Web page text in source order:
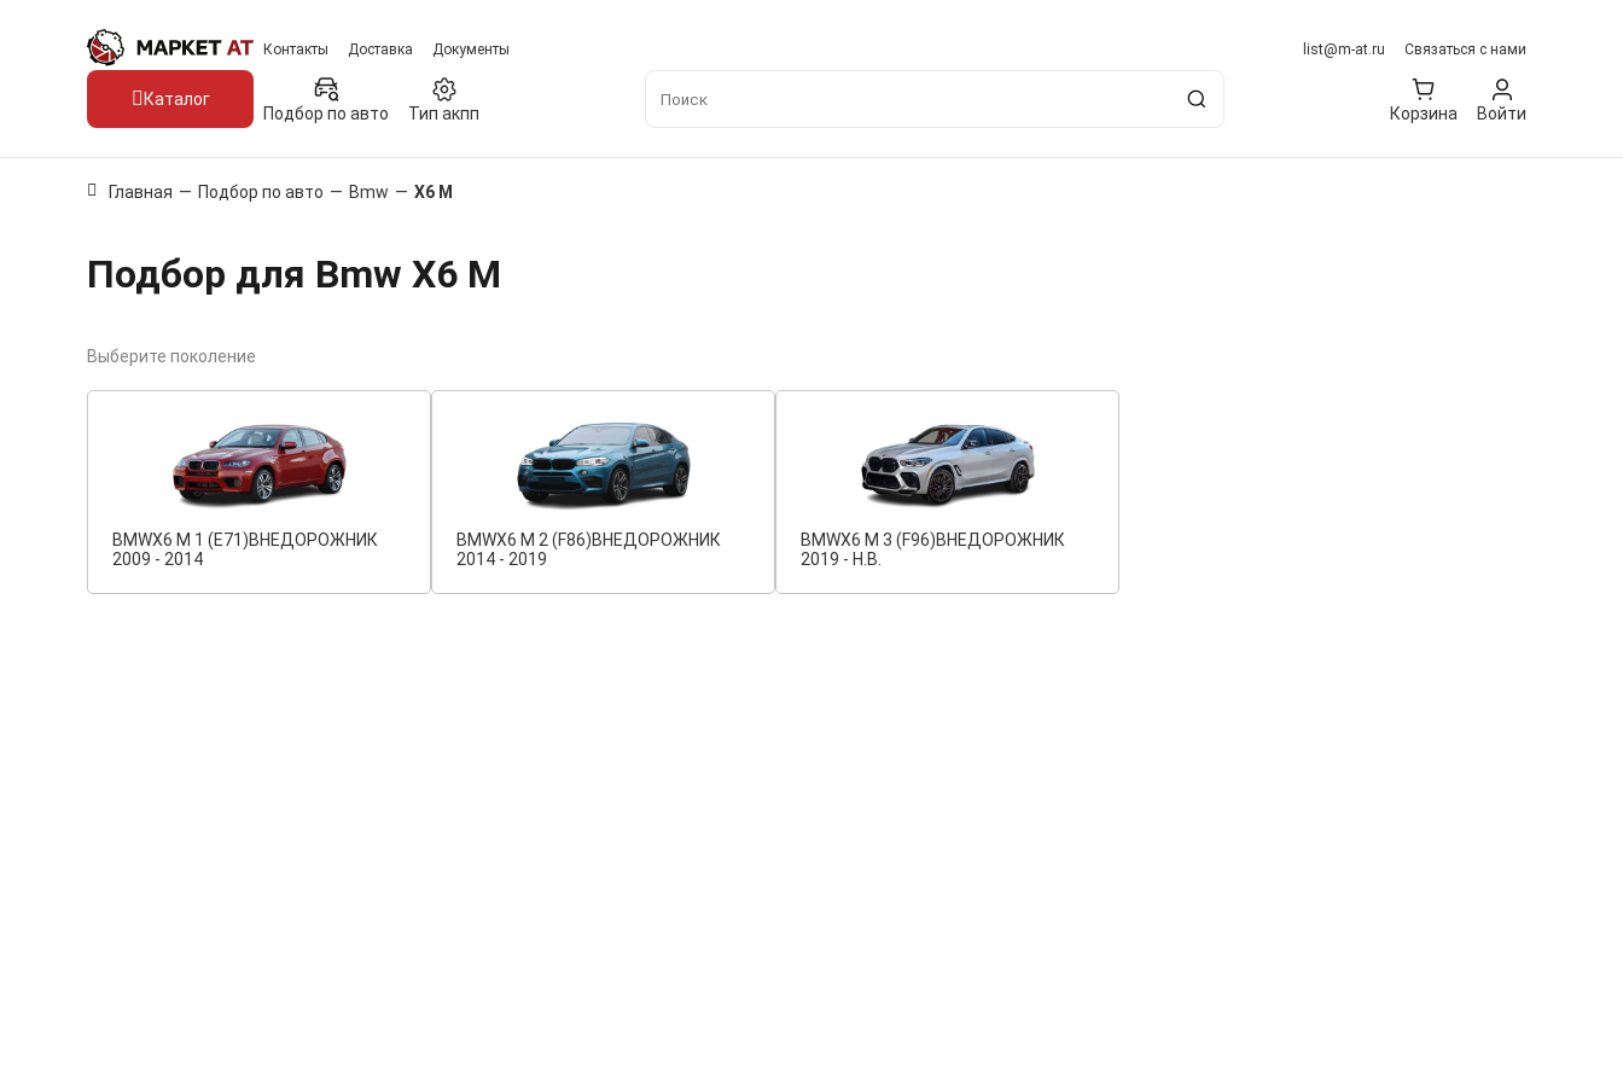
Контакты Доставка Документы list@m-at.ru Связаться с нами
Каталог
Подбор по авто Тип акпп Корзина Войти
Главная — Подбор по авто — Bmw — X6 M
Подбор для Bmw X6 M
Выберите поколение
BMWX6 M 1 (E71)ВНЕДОРОЖНИК
2009 - 2014
BMWX6 M 2 (F86)ВНЕДОРОЖНИК
2014 - 2019
BMWX6 M 3 (F96)ВНЕДОРОЖНИК
2019 - Н.В.